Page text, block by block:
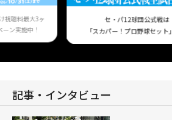
視聴料最大3ヶ
ン実施中！
セ・パ12球団公式戦は
「スカパー！プロ野球セット
記事・インタビュー